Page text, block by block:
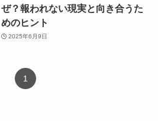
ぜ？報われない現実と向き合うた
めのヒント
2025年6月9日
1